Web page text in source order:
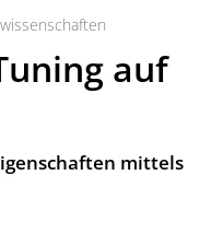
auf
mittels